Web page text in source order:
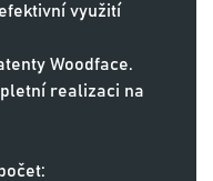
využití
Woodface.
realizaci na